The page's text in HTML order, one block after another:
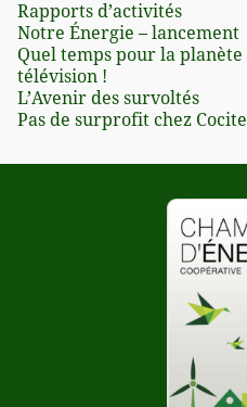
Rapports d’activités
Notre Énergie – lancement
Quel temps pour la planète
télévision !
L’Avenir des survoltés
Pas de surprofit chez